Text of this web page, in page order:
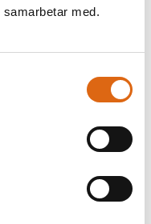
med.
(Lovisa Ulrika